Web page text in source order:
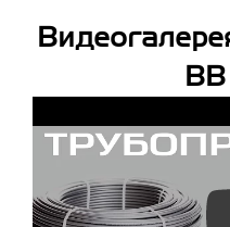
ВВ